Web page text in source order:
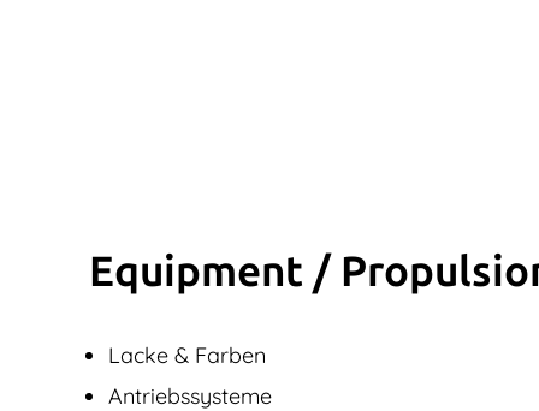
Equipment /
Lacke & Farben
Antriebssysteme